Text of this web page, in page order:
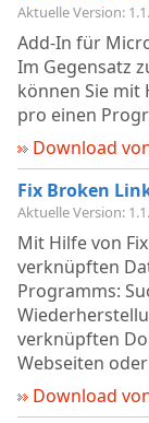
Aktuelle Version:
Add-In für
Im Gegensatz
können Sie mit
pro einen
Download
Fix Broken
Aktuelle Version:
Mit Hilfe von
verknüpften
Programms:
verknüpften
Webseiten
Download